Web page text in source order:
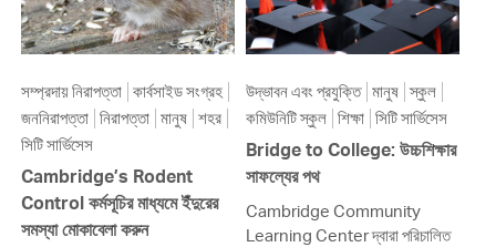
সম্প্রদায় নিরাপত্তা কার্বসাইড সংগ্রহ
জননিরাপত্তা নিরাপত্তা মানুষ শহর
সিটি সার্ভিসেস
Cambridge’s Rodent
Control কর্মসূচির মাধ্যমে ইঁদুরের
সমস্যা মোকাবেলা করুন
উদ্ভাবন এবং প্রযুক্তি মানুষ স্কুল
কমিউনিটি স্কুল শিক্ষা সিটি সার্ভিসেস
Bridge to College: উচ্চশিক্ষার
সাফল্যের পথ
Cambridge Community
Learning Center দ্বারা পরিচালিত